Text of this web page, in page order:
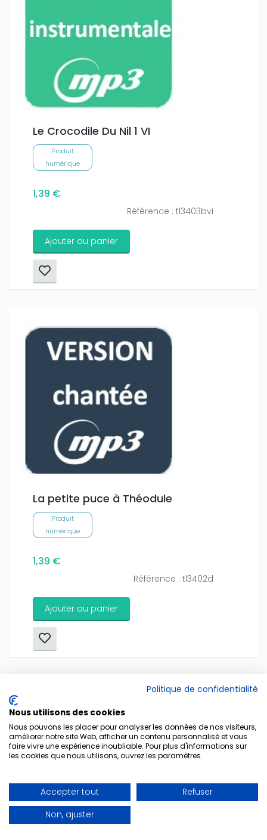
Le Crocodile Du Nil 1 VI
Produit
numérique
1,39 €
Référence : tl3403bvi
Ajouter au panier
La petite puce à Théodule
Produit
numérique
1,39 €
Référence : tl3402d
Ajouter au panier
Only play at Joo casinoif you really want to win a huge
amount on your credits!
Politique de confidentialité
Nous utilisons des cookies
Nous pouvons les placer pour analyser les données de nos visiteurs,
améliorer notre site Web, afficher un contenu personnalisé et vous
faire vivre une expérience inoubliable. Pour plus d'informations sur
les cookies que nous utilisons, ouvrez les paramètres.
Accepter tout
Refuser
Non, ajuster